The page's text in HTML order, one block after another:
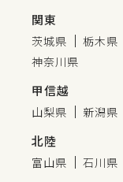
関東
茨城県 栃木県
神奈川県
甲信越
山梨県 新潟県
北陸
富山県 石川県